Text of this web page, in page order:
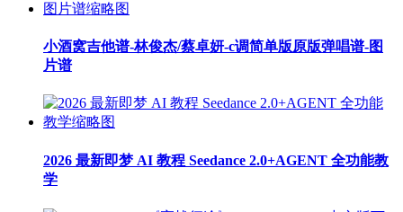
小酒窝吉他谱-林俊杰/蔡卓妍-c调简单版原版弹唱谱-图
片谱
2026 最新即梦 AI 教程 Seedance 2.0+AGENT 全功能教
学